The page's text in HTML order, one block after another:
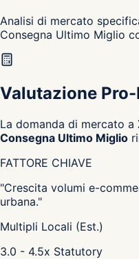
Analisi di mercato
Consegna Ultimo Miglio
Valutazione Pro-
La domanda di mercato a
Consegna Ultimo Miglio
FATTORE CHIAVE
"Crescita volumi e-
urbana."
Multipli Locali (Est.)
3.0 - 4.5x Statutory